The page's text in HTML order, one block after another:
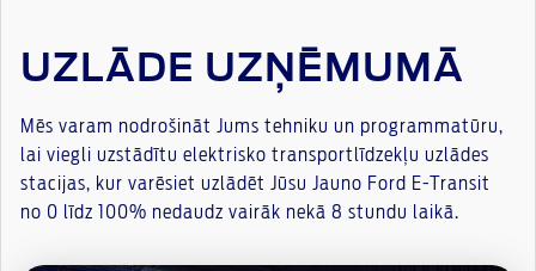
UZLĀDE UZŅĒMUMĀ
Mēs varam nodrošināt Jums tehniku un programmatūru,
lai viegli uzstādītu elektrisko transportlīdzekļu uzlādes
stacijas, kur varēsiet uzlādēt Jūsu Jauno Ford E-Transit
no 0 līdz 100% nedaudz vairāk nekā 8 stundu laikā.